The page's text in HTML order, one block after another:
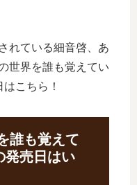
れている細音啓、あ
世界を誰も覚えてい
こちら！
誰も覚えて
発売日はい